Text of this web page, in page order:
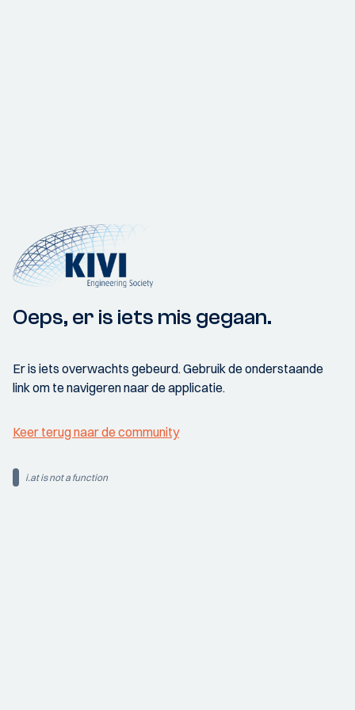
Oeps, er is iets mis gegaan.
Er is iets overwachts gebeurd. Gebruik de onderstaande
link om te navigeren naar de applicatie.
Keer terug naar de community
i.at is not a function